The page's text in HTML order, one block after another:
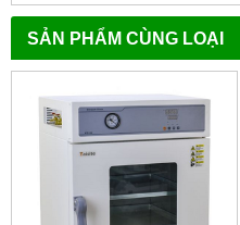
SẢN PHẨM CÙNG LOẠI